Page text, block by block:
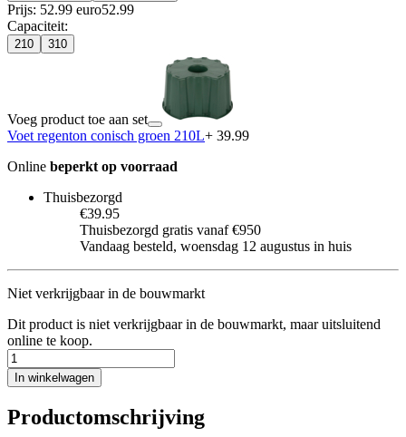
Prijs: 52.99 euro52.99
Capaciteit:
210 310
Voeg product toe aan set
Voet regenton conisch groen 210L+ 39.99
Online beperkt op voorraad
Thuisbezorgd
€39.95
Thuisbezorgd gratis vanaf €950
Vandaag besteld, woensdag 12 augustus in huis
Niet verkrijgbaar in de bouwmarkt
Dit product is niet verkrijgbaar in de bouwmarkt, maar uitsluitend
online te koop.
In winkelwagen
Productomschrijving